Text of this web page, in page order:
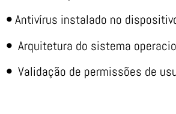
•Antivírus instalado no
• Arquitetura do sistema
• Validação de permissões de